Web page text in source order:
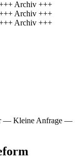
Archiv +++
Archiv +++
Archiv +++
— Kleine Anfrage —